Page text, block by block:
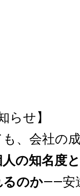
らせ】
、会社の
の知名度
るのか——安